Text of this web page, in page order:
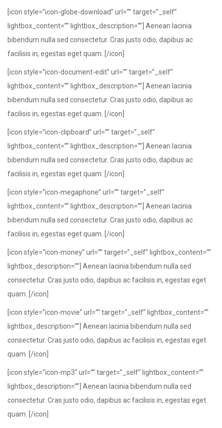
[icon style=”icon-globe-download” url=”” target=”_self”
lightbox_content=”” lightbox_description=””] Aenean lacinia
bibendum nulla sed consectetur. Cras justo odio, dapibus ac
facilisis in, egestas eget quam. [/icon]
[icon style=”icon-document-edit” url=”” target=”_self”
lightbox_content=”” lightbox_description=””] Aenean lacinia
bibendum nulla sed consectetur. Cras justo odio, dapibus ac
facilisis in, egestas eget quam. [/icon]
[icon style=”icon-clipboard” url=”” target=”_self”
lightbox_content=”” lightbox_description=””] Aenean lacinia
bibendum nulla sed consectetur. Cras justo odio, dapibus ac
facilisis in, egestas eget quam. [/icon]
[icon style=”icon-megaphone” url=”” target=”_self”
lightbox_content=”” lightbox_description=””] Aenean lacinia
bibendum nulla sed consectetur. Cras justo odio, dapibus ac
facilisis in, egestas eget quam. [/icon]
[icon style=”icon-money” url=”” target=”_self” lightbox_content=””
lightbox_description=””] Aenean lacinia bibendum nulla sed
consectetur. Cras justo odio, dapibus ac facilisis in, egestas eget
quam. [/icon]
[icon style=”icon-movie” url=”” target=”_self” lightbox_content=””
lightbox_description=””] Aenean lacinia bibendum nulla sed
consectetur. Cras justo odio, dapibus ac facilisis in, egestas eget
quam. [/icon]
[icon style=”icon-mp3″ url=”” target=”_self” lightbox_content=””
lightbox_description=””] Aenean lacinia bibendum nulla sed
consectetur. Cras justo odio, dapibus ac facilisis in, egestas eget
quam. [/icon]